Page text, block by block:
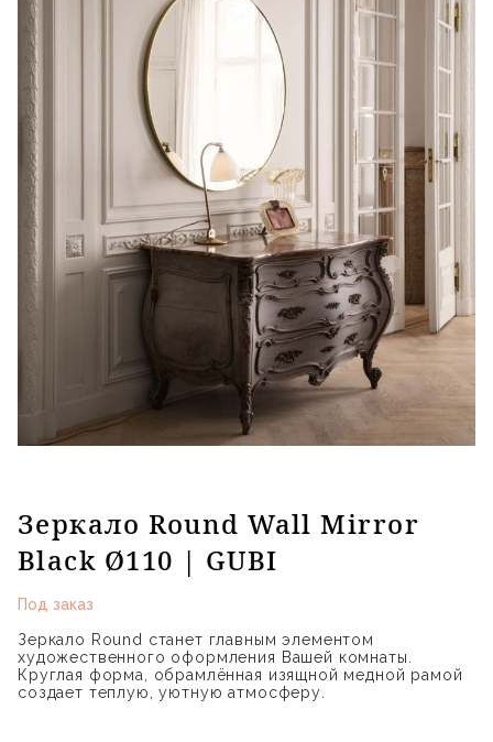
Зеркало Round Wall Mirror
Black Ø110 | GUBI
Под заказ
Зеркало Round станет главным элементом
художественного оформления Вашей комнаты.
Круглая форма, обрамлённая изящной медной рамой
создает теплую, уютную атмосферу.